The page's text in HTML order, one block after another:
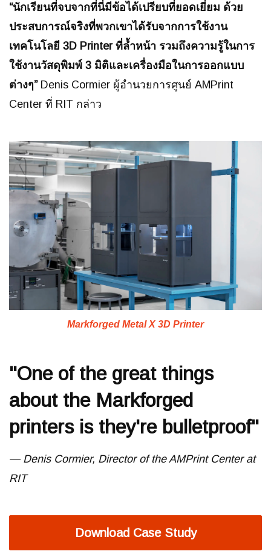
“นักเรียนที่จบจากที่นี่มีข้อได้เปรียบที่ยอดเยี่ยม ด้วย
ประสบการณ์จริงที่พวกเขาได้รับจากการใช้งาน
เทคโนโลยี 3D Printer ที่ล้ำหน้า รวมถึงความรู้ในการ
ใช้งานวัสดุพิมพ์ 3 มิติและเครื่องมือในการออกแบบ
ต่างๆ”Denis Cormier ผู้อำนวยการศูนย์ AMPrint
Center ที่ RIT กล่าว
Markforged Metal X 3D Printer
"One of the great things
about the Markforged
printers is they're bulletproof"
— Denis Cormier, Director of the AMPrint Center at
RIT
Download Case Study